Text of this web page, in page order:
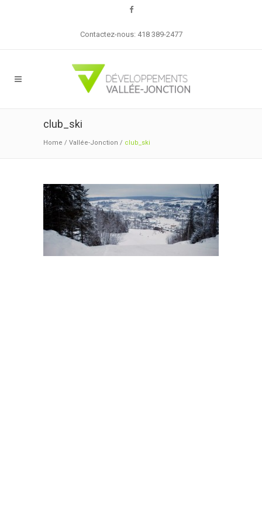
Contactez-nous: 418 389-2477
club_ski
Home / Vallée-Jonction / club_ski